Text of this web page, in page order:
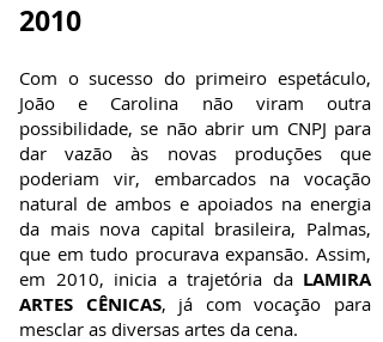
2010
Com o sucesso do primeiro espetáculo,
João e Carolina não viram outra
possibilidade, se não abrir um CNPJ para
dar vazão às novas produções que
poderiam vir, embarcados na vocação
natural de ambos e apoiados na energia
da mais nova capital brasileira, Palmas,
que em tudo procurava expansão. Assim,
em 2010, inicia a trajetória da LAMIRA
ARTES CÊNICAS, já com vocação para
mesclar as diversas artes da cena.